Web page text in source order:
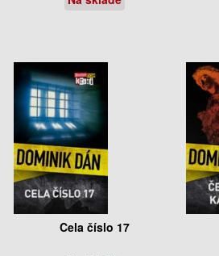
Cela číslo 17